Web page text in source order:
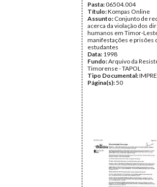
Pasta:06504.004
Título:Kompas Online
Assunto: Conjunto de
acerca da violação dos
humanos em Timor-
manifestações e prisões
estudantes
Data: 1998
Fundo:Arquivo da
Timorense - TAPOL
Tipo Documental:
Página(s):50